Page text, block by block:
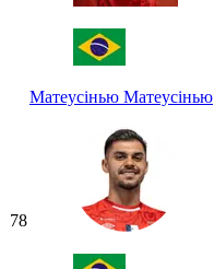
Матеусінью Матеусінью
78